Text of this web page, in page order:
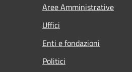
Aree Amministrative
Uffici
Enti e fondazioni
Politici